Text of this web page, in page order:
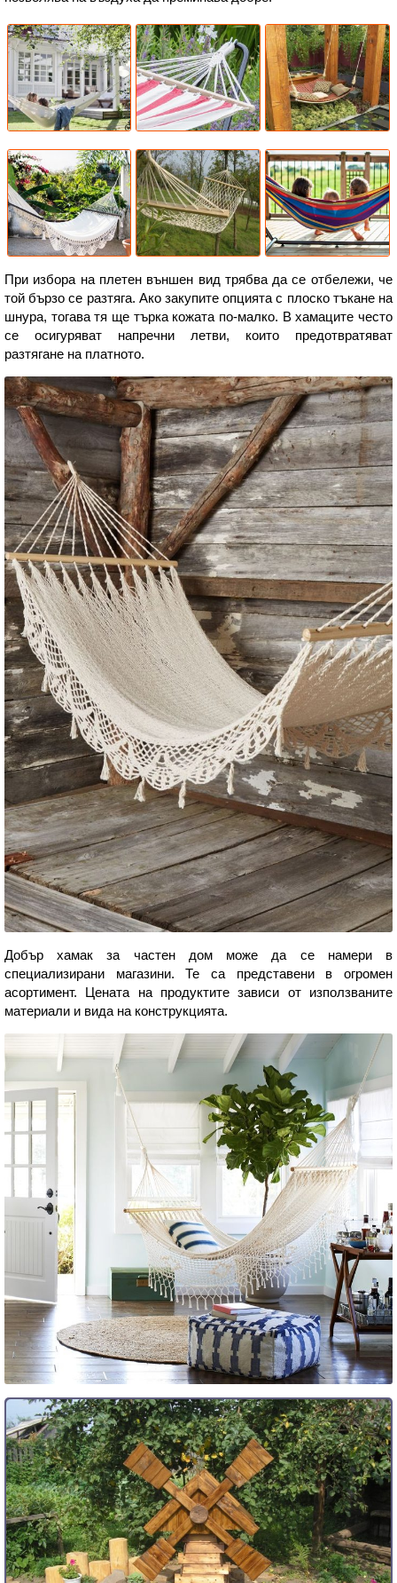
При избора на плетен външен вид трябва да се отбележи, че
той бързо се разтяга. Ако закупите опцията с плоско тъкане на
шнура, тогава тя ще търка кожата по-малко. В хамаците често
се осигуряват напречни летви, които предотвратяват
разтягане на платното.
Добър хамак за частен дом може да се намери в
специализирани магазини. Те са представени в огромен
асортимент. Цената на продуктите зависи от използваните
материали и вида на конструкцията.